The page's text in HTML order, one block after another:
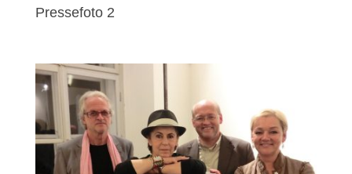
Pressefoto 2